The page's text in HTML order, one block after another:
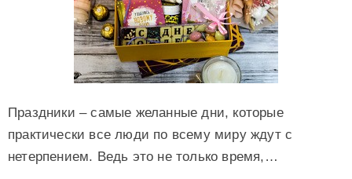
Праздники – самые желанные дни, которые
практически все люди по всему миру ждут с
нетерпением. Ведь это не только время,…